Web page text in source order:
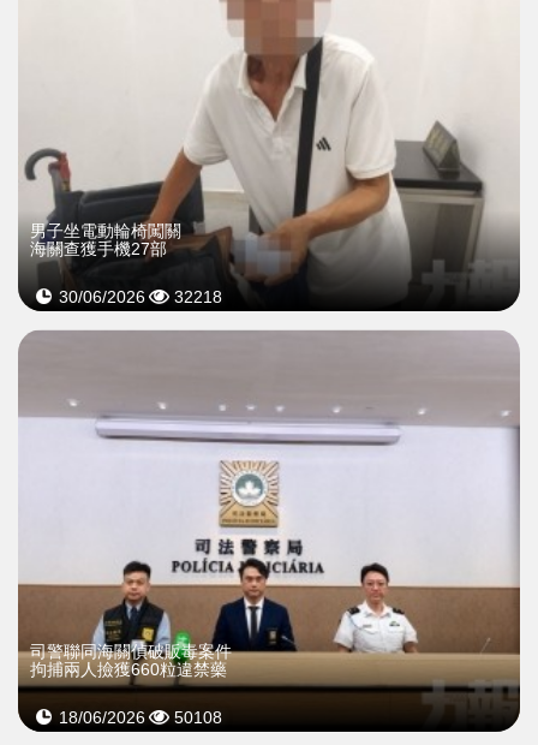
男子坐電動輪椅闖關
海關查獲手機27部
30/06/2026 32218
司警聯同海關偵破販毒案件
拘捕兩人撿獲660粒違禁藥
18/06/2026 50108